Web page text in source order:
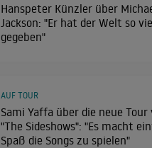
Hanspeter Künzler über
Jackson: "Er hat der Welt so
gegeben"
Sami Yaffa über die neue Tour
"The Sideshows": "Es macht
Spaß die Songs zu spielen"
AUF TOUR